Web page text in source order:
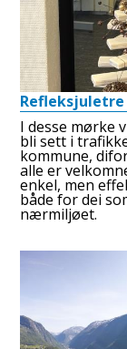
I desse mørke
bli sett i
kommune,
alle er
enkel, men
både for dei
nærmiljøet.